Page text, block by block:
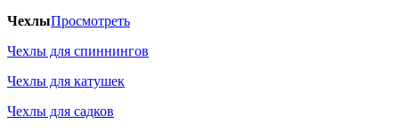
ЧехлыПросмотреть
Чехлы для спиннингов
Чехлы для катушек
Чехлы для садков